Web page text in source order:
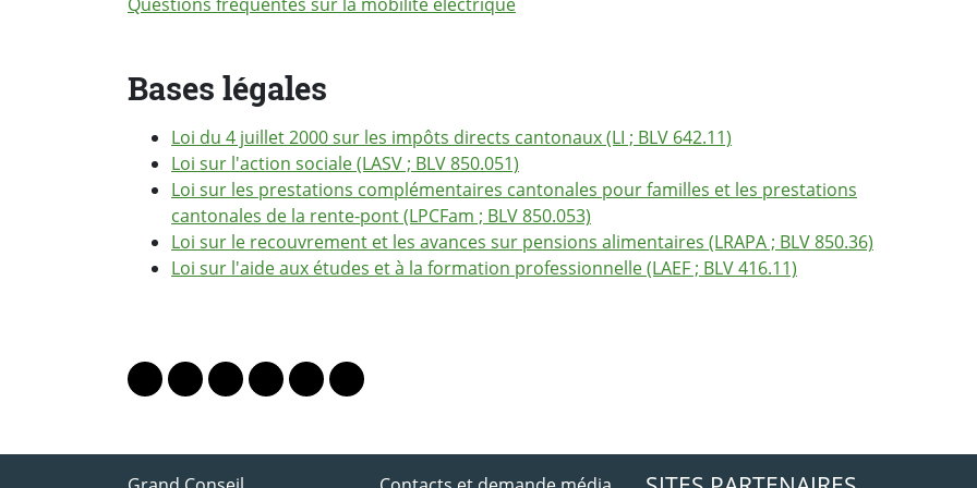
Bases légales
Loi du 4 juillet 2000 sur les impôts directs cantonaux (LI ; BLV 642.11)
Loi sur l'action sociale (LASV ; BLV 850.051)
Loi sur les prestations complémentaires cantonales pour familles et les prestations
cantonales de la rente-pont (LPCFam ; BLV 850.053)
Loi sur le recouvrement et les avances sur pensions alimentaires (LRAPA ; BLV 850.36)
Loi sur l'aide aux études et à la formation professionnelle (LAEF ; BLV 416.11)
Lien vers le profil Mastodon
Lien vers le profil Bluesky
Lien vers le profil Instagram
Lien vers le profil Linkedin
Lien vers le profil Facebook
Lien vers le profil Twitter